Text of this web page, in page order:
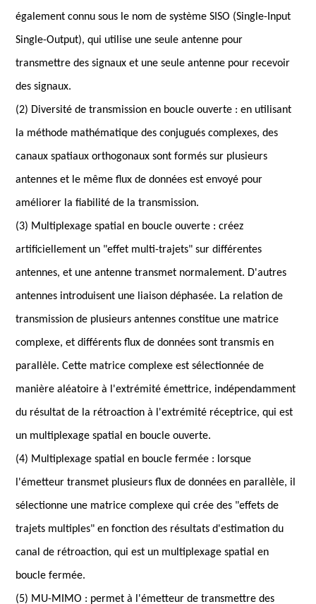
également connu sous le nom de système SISO (Single-Input
Single-Output), qui utilise une seule antenne pour
transmettre des signaux et une seule antenne pour recevoir
des signaux.
(2) Diversité de transmission en boucle ouverte : en utilisant
la méthode mathématique des conjugués complexes, des
canaux spatiaux orthogonaux sont formés sur plusieurs
antennes et le même flux de données est envoyé pour
améliorer la fiabilité de la transmission.
(3) Multiplexage spatial en boucle ouverte : créez
artificiellement un "effet multi-trajets" sur différentes
antennes, et une antenne transmet normalement. D'autres
antennes introduisent une liaison déphasée. La relation de
transmission de plusieurs antennes constitue une matrice
complexe, et différents flux de données sont transmis en
parallèle. Cette matrice complexe est sélectionnée de
manière aléatoire à l'extrémité émettrice, indépendamment
du résultat de la rétroaction à l'extrémité réceptrice, qui est
un multiplexage spatial en boucle ouverte.
(4) Multiplexage spatial en boucle fermée : lorsque
l'émetteur transmet plusieurs flux de données en parallèle, il
sélectionne une matrice complexe qui crée des "effets de
trajets multiples" en fonction des résultats d'estimation du
canal de rétroaction, qui est un multiplexage spatial en
boucle fermée.
(5) MU-MIMO : permet à l'émetteur de transmettre des